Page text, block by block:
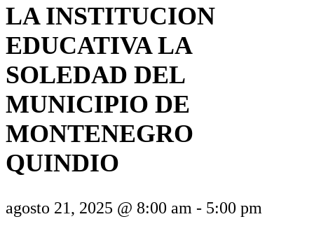
LA INSTITUCION
EDUCATIVA LA
SOLEDAD DEL
MUNICIPIO DE
MONTENEGRO
QUINDIO
agosto 21, 2025 @ 8:00 am - 5:00 pm